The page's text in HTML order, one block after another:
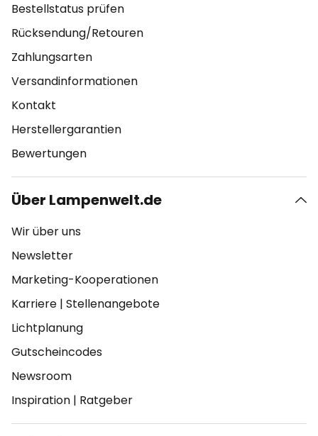
Bestellstatus prüfen
Rücksendung/Retouren
Zahlungsarten
Versandinformationen
Kontakt
Herstellergarantien
Bewertungen
Über Lampenwelt.de
Wir über uns
Newsletter
Marketing-Kooperationen
Karriere | Stellenangebote
Lichtplanung
Gutscheincodes
Newsroom
Inspiration | Ratgeber